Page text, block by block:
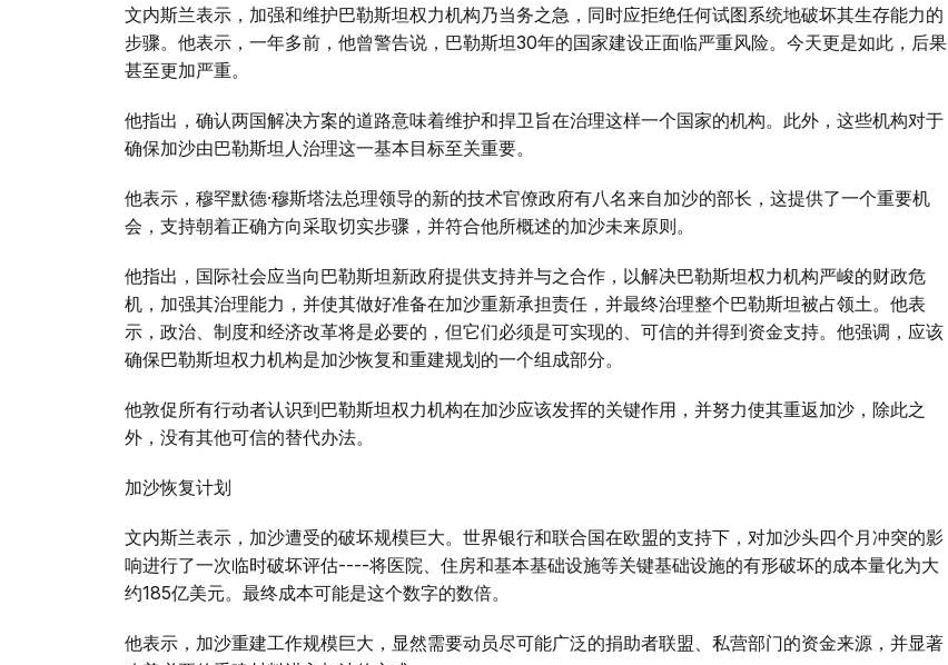
文内斯兰表示，加强和维护巴勒斯坦权力机构乃当务之急，同时应拒绝任何试图系统地破坏其生存能力的
步骤。他表示，一年多前，他曾警告说，巴勒斯坦30年的国家建设正面临严重风险。今天更是如此，后果
甚至更加严重。
他指出，确认两国解决方案的道路意味着维护和捍卫旨在治理这样一个国家的机构。此外，这些机构对于
确保加沙由巴勒斯坦人治理这一基本目标至关重要。
他表示，穆罕默德·穆斯塔法总理领导的新的技术官僚政府有八名来自加沙的部长，这提供了一个重要机
会，支持朝着正确方向采取切实步骤，并符合他所概述的加沙未来原则。
他指出，国际社会应当向巴勒斯坦新政府提供支持并与之合作，以解决巴勒斯坦权力机构严峻的财政危
机，加强其治理能力，并使其做好准备在加沙重新承担责任，并最终治理整个巴勒斯坦被占领土。他表
示，政治、制度和经济改革将是必要的，但它们必须是可实现的、可信的并得到资金支持。他强调，应该
确保巴勒斯坦权力机构是加沙恢复和重建规划的一个组成部分。
他敦促所有行动者认识到巴勒斯坦权力机构在加沙应该发挥的关键作用，并努力使其重返加沙，除此之
外，没有其他可信的替代办法。
加沙恢复计划
文内斯兰表示，加沙遭受的破坏规模巨大。世界银行和联合国在欧盟的支持下，对加沙头四个月冲突的影
响进行了一次临时破坏评估----将医院、住房和基本基础设施等关键基础设施的有形破坏的成本量化为大
约185亿美元。最终成本可能是这个数字的数倍。
他表示，加沙重建工作规模巨大，显然需要动员尽可能广泛的捐助者联盟、私营部门的资金来源，并显著